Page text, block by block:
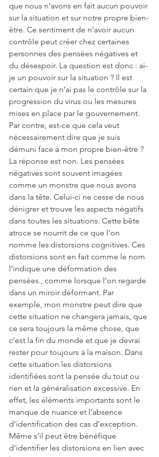
que nous n’avons en fait aucun pouvoir
sur la situation et sur notre propre bien-
être. Ce sentiment de n’avoir aucun
contrôle peut créer chez certaines
personnes des pensées négatives et
du désespoir. La question est donc : ai-
je un pouvoir sur la situation ? Il est
certain que je n’ai pas le contrôle sur la
progression du virus ou les mesures
mises en place par le gouvernement.
Par contre, est-ce que cela veut
nécessairement dire que je suis
démuni face à mon propre bien-être ?
La réponse est non. Les pensées
négatives sont souvent imagées
comme un monstre que nous avons
dans la tête. Celui-ci ne cesse de nous
dénigrer et trouve les aspects négatifs
dans toutes les situations. Cette bête
atroce se nourrit de ce que l’on
nomme les distorsions cognitives. Ces
distorsions sont en fait comme le nom
l’indique une déformation des
pensées., comme lorsque l’on regarde
dans un miroir déformant. Par
exemple, mon monstre peut dire que
cette situation ne changera jamais, que
ce sera toujours la même chose, que
c’est la fin du monde et que je devrai
rester pour toujours à la maison. Dans
cette situation les distorsions
identifiées sont la pensée du tout ou
rien et la généralisation excessive. En
effet, les éléments importants sont le
manque de nuance et l’absence
d’identification des cas d’exception.
Même s’il peut être bénéfique
d’identifier les distorsions en lien avec